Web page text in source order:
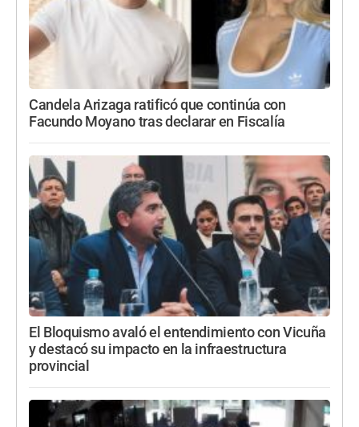
Candela Arizaga ratificó que continúa con
Facundo Moyano tras declarar en Fiscalía
El Bloquismo avaló el entendimiento con Vicuña
y destacó su impacto en la infraestructura
provincial